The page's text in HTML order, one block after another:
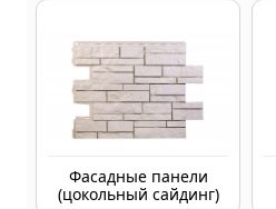
Фасадные панели
(цокольный сайдинг)